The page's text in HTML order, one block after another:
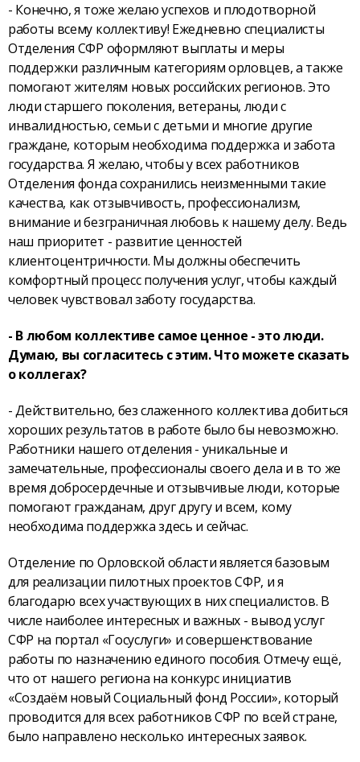
- Конечно, я тоже желаю успехов и плодотворной
работы всему коллективу! Ежедневно специалисты
Отделения СФР оформляют выплаты и меры
поддержки различным категориям орловцев, а также
помогают жителям новых российских регионов. Это
люди старшего поколения, ветераны, люди с
инвалидностью, семьи с детьми и многие другие
граждане, которым необходима поддержка и забота
государства. Я желаю, чтобы у всех работников
Отделения фонда сохранились неизменными такие
качества, как отзывчивость, профессионализм,
внимание и безграничная любовь к нашему делу. Ведь
наш приоритет - развитие ценностей
клиентоцентричности. Мы должны обеспечить
комфортный процесс получения услуг, чтобы каждый
человек чувствовал заботу государства.
- В любом коллективе самое ценное - это люди.
Думаю, вы согласитесь с этим. Что можете сказать
о коллегах?
- Действительно, без слаженного коллектива добиться
хороших результатов в работе было бы невозможно.
Работники нашего отделения - уникальные и
замечательные, профессионалы своего дела и в то же
время добросердечные и отзывчивые люди, которые
помогают гражданам, друг другу и всем, кому
необходима поддержка здесь и сейчас.
Отделение по Орловской области является базовым
для реализации пилотных проектов СФР, и я
благодарю всех участвующих в них специалистов. В
числе наиболее интересных и важных - вывод услуг
СФР на портал «Госуслуги» и совершенствование
работы по назначению единого пособия. Отмечу ещё,
что от нашего региона на конкурс инициатив
«Создаём новый Социальный фонд России», который
проводится для всех работников СФР по всей стране,
было направлено несколько интересных заявок.